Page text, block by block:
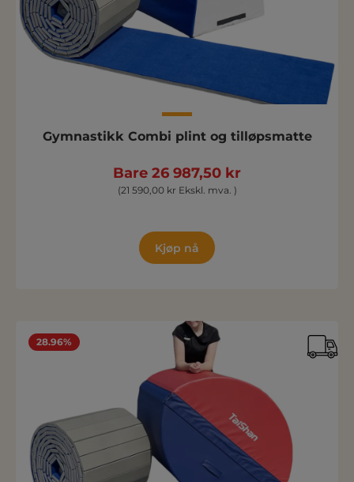
Gymnastikk Combi plint og tilløpsmatte
Bare 26 987,50 kr
(21 590,00 kr Ekskl. mva. )
Kjøp nå
28.96%